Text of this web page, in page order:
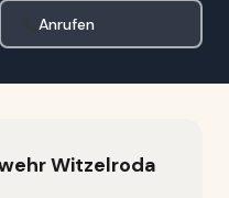
Anrufen
Witzelroda